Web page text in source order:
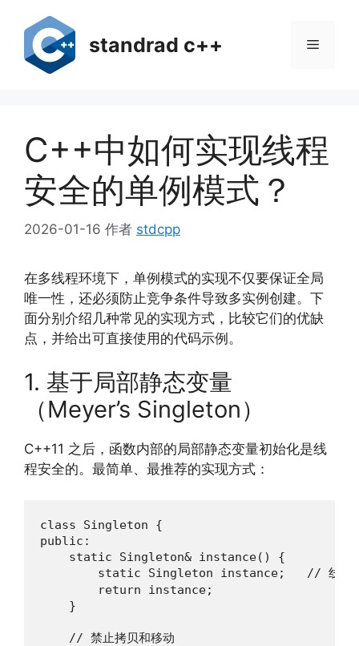
standrad c++ 菜
C++中如何实现线程
安全的单例模式？
2026-01-16 作者 stdcpp
在多线程环境下，单例模式的实现不仅要保证全局
唯一性，还必须防止竞争条件导致多实例创建。下
面分别介绍几种常见的实现方式，比较它们的优缺
点，并给出可直接使用的代码示例。
1. 基于局部静态变量
（Meyer’s Singleton）
C++11 之后，函数内部的局部静态变量初始化是线
程安全的。最简单、最推荐的实现方式：
class Singleton {
public:
    static Singleton& instance() {
static Singleton instance;   // 线程
        return instance;
    }
    // 禁止拷贝和移动